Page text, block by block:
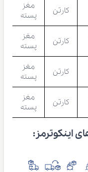
کارتن
مغز
پسته
کارتن
مغز
پسته
کارتن
مغز
پسته
کارتن
مغز
پسته
اینکوترمز: